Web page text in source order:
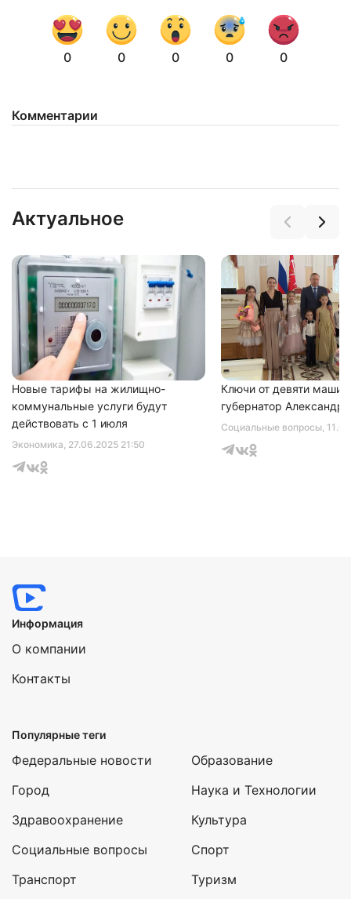
0 0 0 0 0
Комментарии
Актуальное
Экономика, 27.06.2025 21:50
Новые тарифы на жилищно-
коммунальные услуги будут
действовать с 1 июля
Социальные вопросы,
Ключи от девяти машин
губернатор Александр
соглашаетесь сполитикой конфиденциальности
Информация
О компании
Контакты
Популярные теги
Федеральные новости
Город
Здравоохранение
Социальные вопросы
Транспорт
Образование
Наука и Технологии
Культура
Спорт
Туризм